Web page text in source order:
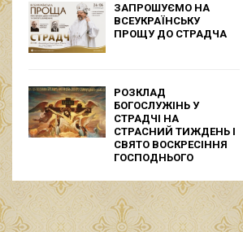
ЗАПРОШУЄМО НА
ВСЕУКРАЇНСЬКУ
ПРОЩУ ДО СТРАДЧА
РОЗКЛАД
БОГОСЛУЖІНЬ У
СТРАДЧІ НА
СТРАСНИЙ ТИЖДЕНЬ І
СВЯТО ВОСКРЕСІННЯ
ГОСПОДНЬОГО